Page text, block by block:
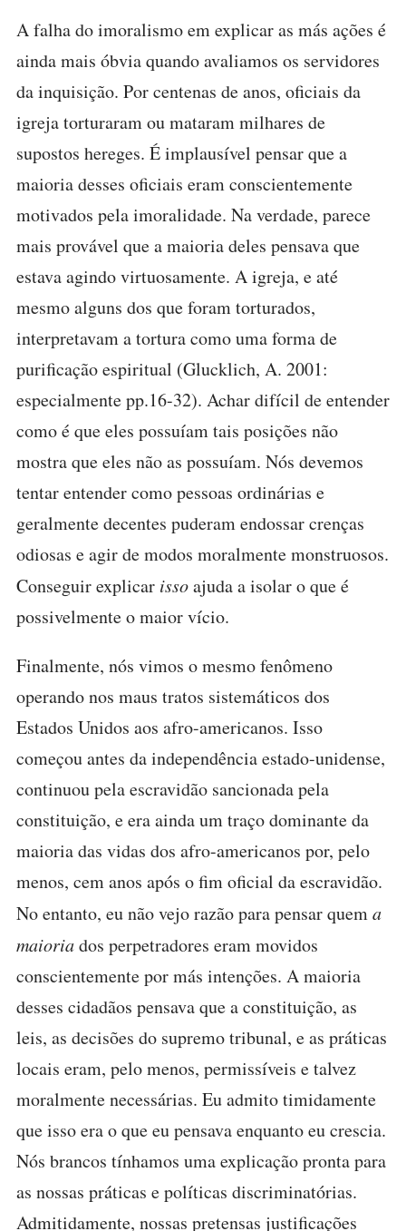
A falha do imoralismo em explicar as más ações é
ainda mais óbvia quando avaliamos os servidores
da inquisição. Por centenas de anos, oficiais da
igreja torturaram ou mataram milhares de
supostos hereges. É implausível pensar que a
maioria desses oficiais eram conscientemente
motivados pela imoralidade. Na verdade, parece
mais provável que a maioria deles pensava que
estava agindo virtuosamente. A igreja, e até
mesmo alguns dos que foram torturados,
interpretavam a tortura como uma forma de
purificação espiritual (Glucklich, A. 2001:
especialmente pp.16-32). Achar difícil de entender
como é que eles possuíam tais posições não
mostra que eles não as possuíam. Nós devemos
tentar entender como pessoas ordinárias e
geralmente decentes puderam endossar crenças
odiosas e agir de modos moralmente monstruosos.
Conseguir explicar issoajuda a isolar o que é
possivelmente o maior vício.
Finalmente, nós vimos o mesmo fenômeno
operando nos maus tratos sistemáticos dos
Estados Unidos aos afro-americanos. Isso
começou antes da independência estado-unidense,
continuou pela escravidão sancionada pela
constituição, e era ainda um traço dominante da
maioria das vidas dos afro-americanos por, pelo
menos, cem anos após o fim oficial da escravidão.
No entanto, eu não vejo razão para pensar quema
maioriados perpetradores eram movidos
conscientemente por más intenções. A maioria
desses cidadãos pensava que a constituição, as
leis, as decisões do supremo tribunal, e as práticas
locais eram, pelo menos, permissíveis e talvez
moralmente necessárias. Eu admito timidamente
que isso era o que eu pensava enquanto eu crescia.
Nós brancos tínhamos uma explicação pronta para
as nossas práticas e políticas discriminatórias.
Admitidamente, nossas pretensas justificações